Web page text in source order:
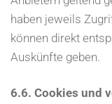
haben jeweils
können direkt
Auskünfte geben.
6.6. Cookies und